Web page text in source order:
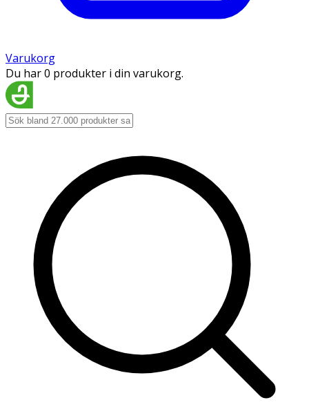
Varukorg
Du har 0 produkter i din varukorg.